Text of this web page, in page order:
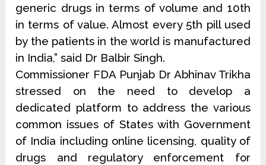
generic drugs in terms of volume and 10th
in terms of value. Almost every 5th pill used
by the patients in the world is manufactured
in India,” said Dr Balbir Singh.
Commissioner FDA Punjab Dr Abhinav Trikha
stressed on the need to develop a
dedicated platform to address the various
common issues of States with Government
of India including online licensing, quality of
drugs and regulatory enforcement for